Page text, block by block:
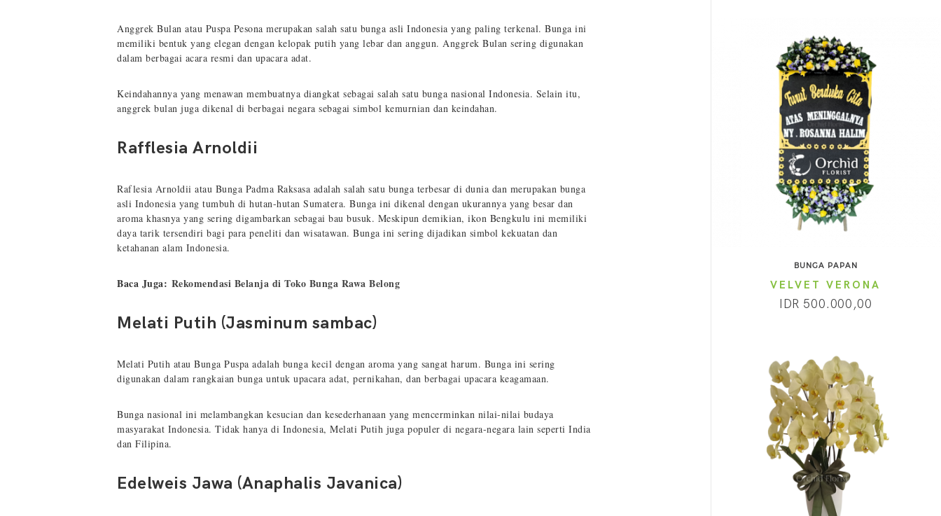
Anggrek Bulan atau Puspa Pesona merupakan salah satu bunga asli Indonesia yang paling terkenal. Bunga ini
memiliki bentuk yang elegan dengan kelopak putih yang lebar dan anggun. Anggrek Bulan sering digunakan
dalam berbagai acara resmi dan upacara adat.
Keindahannya yang menawan membuatnya diangkat sebagai salah satu bunga nasional Indonesia. Selain itu,
anggrek bulan juga dikenal di berbagai negara sebagai simbol kemurnian dan keindahan.
Rafflesia Arnoldii
Raflesia Arnoldii atau Bunga Padma Raksasa adalah salah satu bunga terbesar di dunia dan merupakan bunga
asli Indonesia yang tumbuh di hutan-hutan Sumatera. Bunga ini dikenal dengan ukurannya yang besar dan
aroma khasnya yang sering digambarkan sebagai bau busuk. Meskipun demikian, ikon Bengkulu ini memiliki
daya tarik tersendiri bagi para peneliti dan wisatawan. Bunga ini sering dijadikan simbol kekuatan dan
ketahanan alam Indonesia.
Baca Juga: Rekomendasi Belanja di Toko Bunga Rawa Belong
Melati Putih (Jasminum sambac)
Melati Putih atau Bunga Puspa adalah bunga kecil dengan aroma yang sangat harum. Bunga ini sering
digunakan dalam rangkaian bunga untuk upacara adat, pernikahan, dan berbagai upacara keagamaan.
Bunga nasional ini melambangkan kesucian dan kesederhanaan yang mencerminkan nilai-nilai budaya
masyarakat Indonesia. Tidak hanya di Indonesia, Melati Putih juga populer di negara-negara lain seperti India
dan Filipina.
Edelweis Jawa (Anaphalis Javanica)
BUNGA PAPAN
VELVET VERONA
IDR 500.000,00